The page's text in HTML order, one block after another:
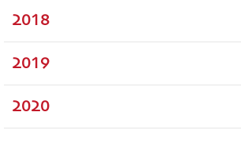
2018
2019
2020